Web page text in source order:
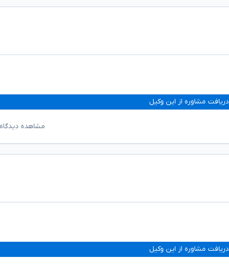
دریافت مشاوره از این وکیل
مشاهده
دریافت مشاوره از این وکیل